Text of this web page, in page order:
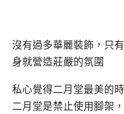
沒有過多華麗裝飾，只
身就營造莊嚴的氛圍
私心覺得二月堂最美的
二月堂是禁止使用腳架